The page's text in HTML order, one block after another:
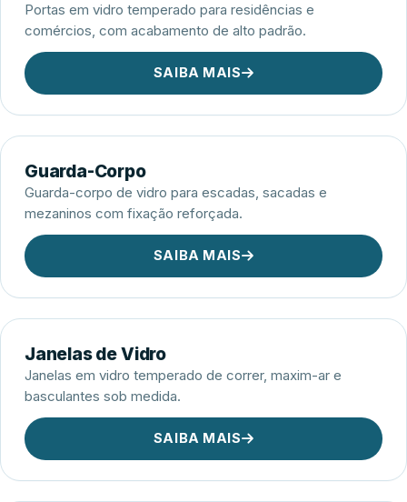
Portas em vidro temperado para residências e
comércios, com acabamento de alto padrão.
SAIBA MAIS
Guarda-Corpo
Guarda-corpo de vidro para escadas, sacadas e
mezaninos com fixação reforçada.
SAIBA MAIS
Janelas de Vidro
Janelas em vidro temperado de correr, maxim-ar e
basculantes sob medida.
SAIBA MAIS